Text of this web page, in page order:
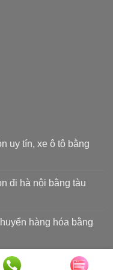
uy tín, xe ô tô bằng
đi hà nội bằng tàu
hàng hóa bằng